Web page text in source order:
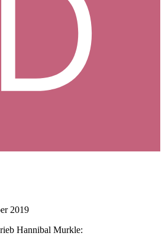
2019
Hannibal Murkle: